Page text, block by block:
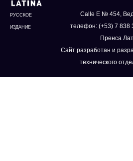
РУССКОЕ
ИЗДАНИЕ
Calle E № 454,
телефон: (+53) 7 838
Пренса
Сайт разработан и
технического